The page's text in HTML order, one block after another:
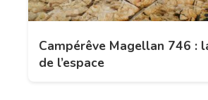
Campérêve Magellan 746 :
de l’espace